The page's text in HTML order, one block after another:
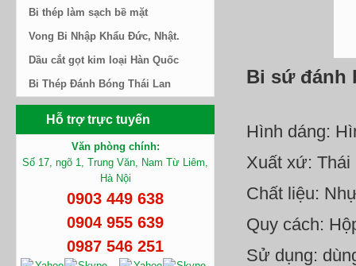
Bi sứ đánh
Hình dáng:
Xuất xứ: Thái
Chất liệu:
Quy cách:
Sử dụng:
Bi thép làm sạch bề mặt
Vong Bi Nhập Khẩu Đức, Nhật.
Dầu cắt gọt kim loại Hàn Quốc
Bi Thép Đánh Bóng Thái Lan
Hỗ trợ trực tuyến
Văn phòng chính:
Số 17, ngõ 1, Trung Văn, Nam Từ Liêm,
Hà Nội
0903 449 638
0904 955 639
0987 546 251